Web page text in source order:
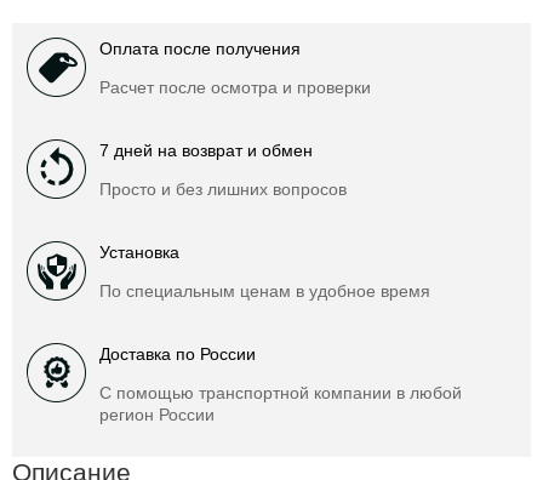
Оплата после получения
Расчет после осмотра и проверки
7 дней на возврат и обмен
Просто и без лишних вопросов
Установка
По специальным ценам в удобное время
Доставка по России
С помощью транспортной компании в любой
регион России
Описание